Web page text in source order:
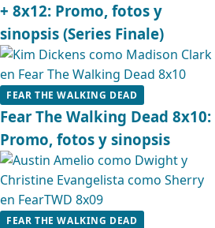
+ 8x12: Promo, fotos y
sinopsis (Series Finale)
FEAR THE WALKING DEAD
Fear The Walking Dead 8x10:
Promo, fotos y sinopsis
FEAR THE WALKING DEAD